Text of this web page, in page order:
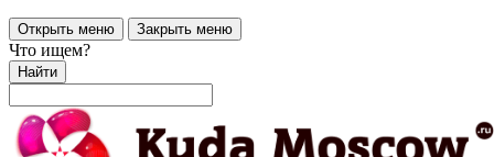
Открыть меню Закрыть меню
Что ищем?
Найти